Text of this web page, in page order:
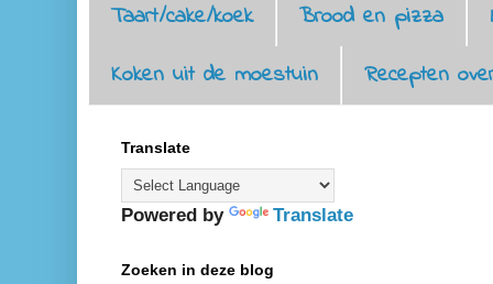
Taart/cake/koek
Brood en pizza
Koken uit de moestuin
Recepten
Translate
Powered by Translate
Zoeken in deze blog